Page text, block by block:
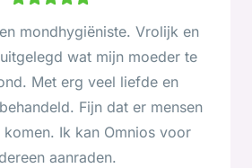
mondhygiëniste. Vrolijk en
wat mijn moeder te
Met erg veel liefde en
Fijn dat er mensen
Ik kan Omnios voor
aanraden.